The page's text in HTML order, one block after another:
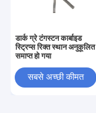
डार्क ग्रे टंगस्टन कार्बाइड
स्ट्रिप्स रिक्त स्थान अनुकूलित
समाप्त हो गया
सबसे अच्छी कीमत